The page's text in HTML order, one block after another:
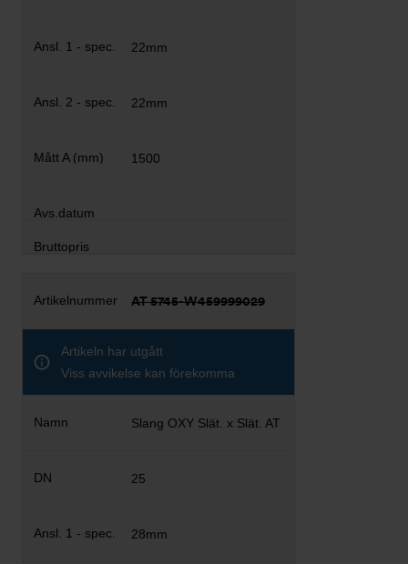
22mm
22mm
1500
AT 5745-W459999029
Artikeln har utgått
Viss avvikelse kan förekomma
Slang OXY Slät. x Slät. AT
25
28mm